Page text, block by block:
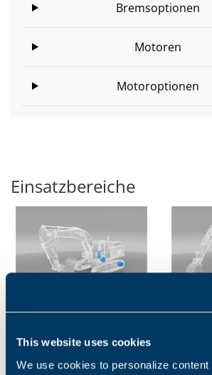
This website uses cookies
We use cookies to personalize content
Bremsoptionen
Motoren
Motoroptionen
Einsatzbereiche
Die kontinuierliche
Distanzen sind zwei Elemente,